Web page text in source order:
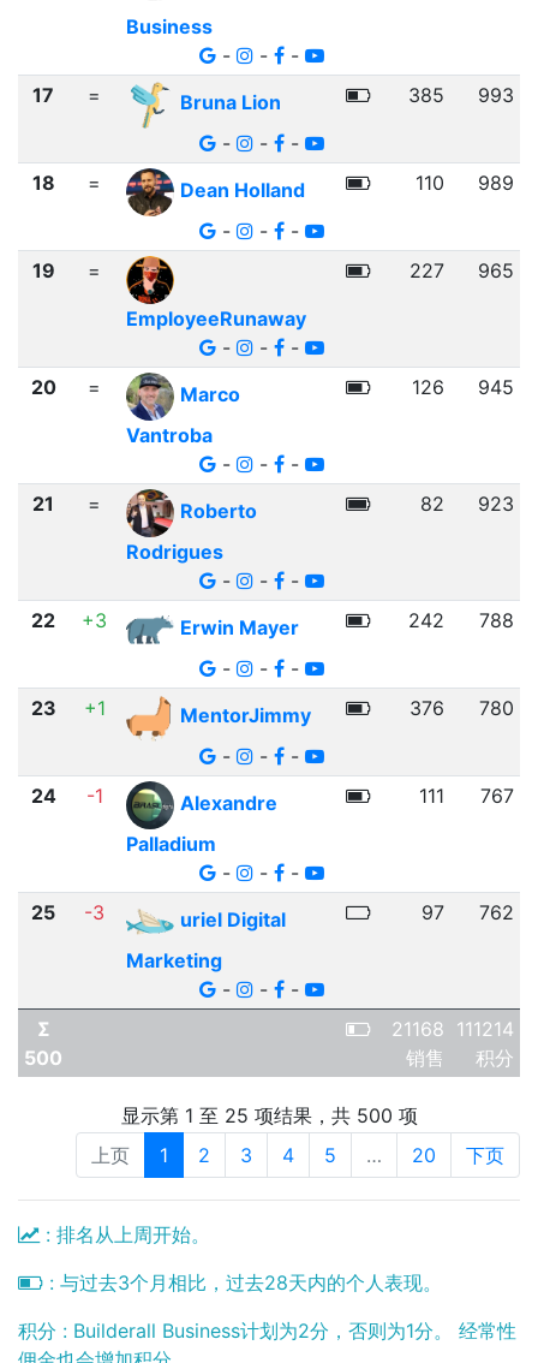
Business
-
- -
17 =
Bruna Lion
-
- -
385 993
18 =
Dean Holland
-
- -
110 989
19
=
EmployeeRunaway
-
- -
227 965
20 =
Marco
Vantroba
-
- -
126 945
21 =
Roberto
Rodrigues
-
- -
82 923
22 +3
Erwin Mayer
-
- -
242 788
23 +1
MentorJimmy
-
- -
376 780
24 -1
Alexandre
Palladium
-
- -
111 767
25 -3
uriel Digital
Marketing
-
- -
97 762
Σ
500
21168
销售
111214
积分
显示第 1 至 25 项结果，共 500 项
上页
1 2 3 4 5 … 20 下页
: 排名从上周开始。
: 与过去3个月相比，过去28天内的个人表现。
积分 : Builderall Business计划为2分，否则为1分。 经常性